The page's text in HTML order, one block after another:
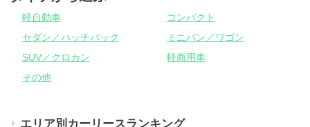
軽自動車
コンパクト
セダン／ハッチバック
ミニバン／ワゴン
SUV／クロカン
軽商用車
その他
エリア別カーリースランキング